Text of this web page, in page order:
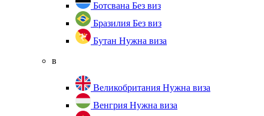
Ботсвана Без виз
Бразилия Без виз
Бутан Нужна виза
в
Великобритания Нужна виза
Венгрия Нужна виза